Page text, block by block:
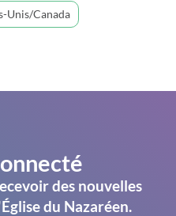
Unis/Canada
des nouvelles
du Nazaréen.